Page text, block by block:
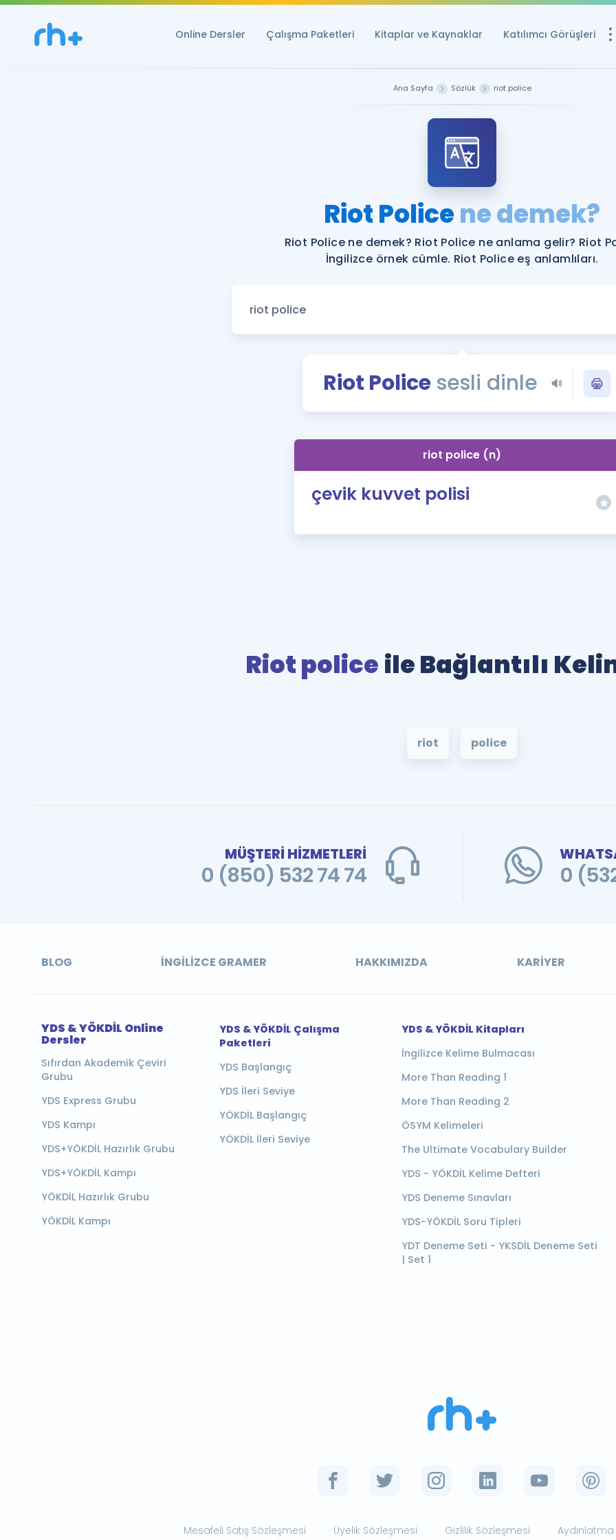
Online Dersler Çalışma Paketleri Kitaplar ve Kaynaklar Katılımcı Görüşleri
YDS ve YÖKDİL
YDS ve YÖKDİL'e
Tüm ÖSYM
YDS - YÖKDİL
İngilizce Gramer
Ana Sayfa Sözlük riot police
Riot Policene demek?
Riot Police ne demek? Riot Police ne anlama gelir? Riot
İngilizce örnek cümle. Riot Police eş anlamlıları.
Riot Police sesli dinle
riot police (n)
çevik kuvvet polisi
Riot police ile Bağlantılı
riot police
MÜŞTERİ HİZMETLERİ
0 (850) 532 74 74 0
BLOG İNGILIZCE GRAMER HAKKIMIZDA KARIYER
YDS & YÖKDİL Online
Dersler
Sıfırdan Akademik Çeviri
Grubu
YDS Express Grubu
YDS Kampı
YDS+YÖKDİL Hazırlık Grubu
YDS+YÖKDİL Kampı
YÖKDİL Hazırlık Grubu
YÖKDİL Kampı
YDS & YÖKDİL Çalışma
Paketleri
YDS Başlangıç
YDS İleri Seviye
YÖKDİL Başlangıç
YÖKDİL İleri Seviye
YDS & YÖKDİL Kitapları
İngilizce Kelime Bulmacası
More Than Reading 1
More Than Reading 2
ÖSYM Kelimeleri
The Ultimate Vocabulary Builder
YDS - YÖKDİL Kelime Defteri
YDS Deneme Sınavları
YDS-YÖKDİL Soru Tipleri
YDT Deneme Seti - YKSDİL Deneme Seti
| Set 1
Mesafeli Satış Sözleşmesi Üyelik Sözleşmesi Gizlilik Sözleşmesi